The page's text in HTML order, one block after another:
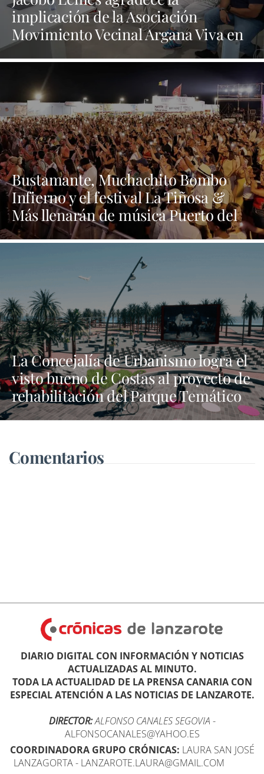
implicación de la Asociación
Movimiento Vecinal Argana Viva en
la lucha contra los vertidos incívicos
Bustamante, Muchachito Bombo
Infierno y el festival La Tiñosa &
Más llenarán de música Puerto del
Carmen este fin de semana
La Concejalía de Urbanismo logra el
visto bueno de Costas al proyecto de
rehabilitación del Parque Temático
de Arrecife
Comentarios
DIARIO DIGITAL CON INFORMACIÓN Y NOTICIAS
ACTUALIZADAS AL MINUTO.
TODA LA ACTUALIDAD DE LA PRENSA CANARIA CON
ESPECIAL ATENCIÓN A LAS NOTICIAS DE LANZAROTE.
DIRECTOR:ALFONSO CANALES SEGOVIA -
ALFONSOCANALES@YAHOO.ES
COORDINADORA GRUPO CRÓNICAS: LAURA SAN JOSÉ
LANZAGORTA - LANZAROTE.LAURA@GMAIL.COM